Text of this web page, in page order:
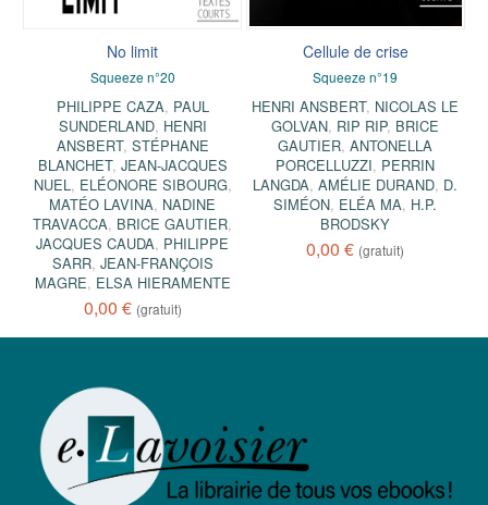
No limit
Squeeze n°20
PHILIPPE CAZA, PAUL
SUNDERLAND, HENRI
ANSBERT, STÉPHANE
BLANCHET, JEAN-JACQUES
NUEL, ELÉONORE SIBOURG,
MATÉO LAVINA, NADINE
TRAVACCA, BRICE GAUTIER,
JACQUES CAUDA, PHILIPPE
SARR, JEAN-FRANÇOIS
MAGRE, ELSA HIERAMENTE
0,00 € (gratuit)
Cellule de crise
Squeeze n°19
HENRI ANSBERT, NICOLAS LE
GOLVAN, RIP RIP, BRICE
GAUTIER,ANTONELLA
PORCELLUZZI, PERRIN
LANGDA,AMÉLIE DURAND, D.
SIMÉON, ELÉA MA, H.P.
BRODSKY
0,00 € (gratuit)